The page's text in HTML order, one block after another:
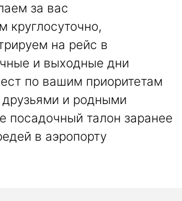
за вас
круглосуточно,
на рейс в
и выходные дни
по вашим приоритетам
и родными
посадочный талон заранее
в аэропорту